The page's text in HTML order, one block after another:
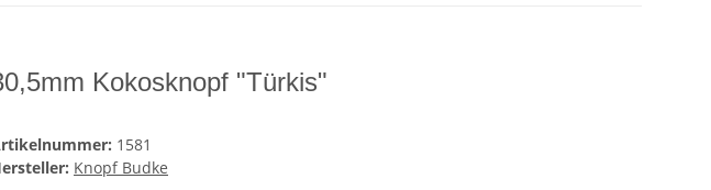
Kokosknopf "Türkis"
1581
Knopf Budke